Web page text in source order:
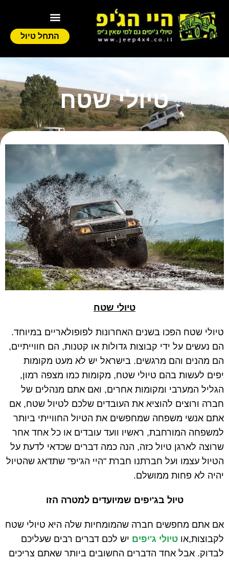
התחל טיול
טיולי שטח
טיולי שטח
טיולי שטח הפכו בשנים האחרונות לפופולאריים במיוחד.
הם נעשים על ידי קבוצות גדולות או קטנות, הם חווייתיים,
הם מהנים והם מרגשים. בישראל יש לא מעט מקומות
יפים לעשות בהם טיולי שטח, מקומות כמו מצפה רמון,
הגליל המערבי ומקומות אחרים, ואם אתם מנהלים של
חברה ורוצים להוציא את העובדים שלכם לטיול שטח, אם
אתם אנשי משפחה שמחפשים את הטיול החווייתי ביותר
למשפחה המורחבת, ראשיו וועד עובדים או כל אחד אחר
שרוצה לארגן טיול כזה, הנה כמה דברים שכדאי לדעת על
הטיול עצמו ועל חברתנו חברת "היי הג'יפ" שתדאג שהטיול
יהיה לא פחות ממושלם.
טיול בג'יפים שמיועדים למטרה הזו
אם אתם מחפשים חברה שהמומחיות שלה היא טיולי שטח
לקבוצות,או טיולי ג'יפיםיש לכם דברים רבים שעליכם
לבדוק. אבל אחד הדברים החשובים ביותר שאתם צריכים